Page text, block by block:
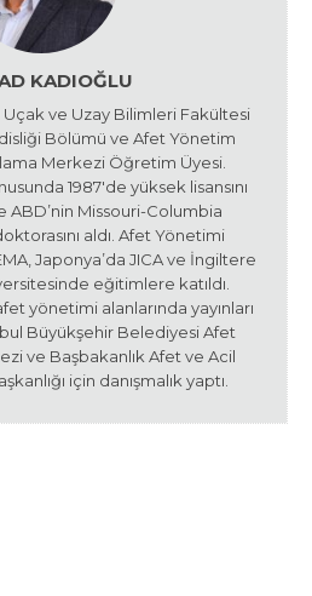
KADIOĞLU
Uçak ve Uzay Bilimleri Fakültesi
Bölümü ve Afet Yönetim
Merkezi Öğretim Üyesi.
1987'de yüksek lisansını
ABD’nin Missouri-Columbia
aldı. Afet Yönetimi
Japonya’da JICA ve İngiltere
eğitimlere katıldı.
yönetimi alanlarında yayınları
Büyükşehir Belediyesi Afet
ve Başbakanlık Afet ve Acil
için danışmalık yaptı.